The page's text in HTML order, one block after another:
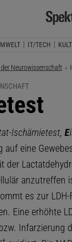
IT/TECH
Neurowissenschaft
Ischämietest, E
auf eine
der
anzutreffen
es zur
Eine erhöhte
Infarzierung